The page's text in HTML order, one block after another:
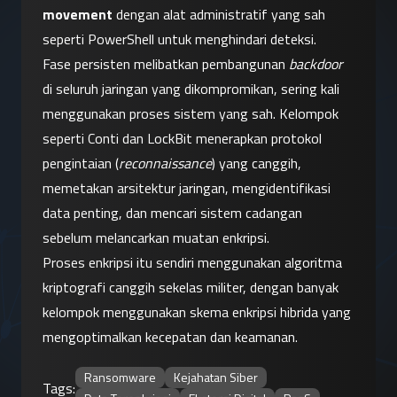
movement dengan alat administratif yang sah
seperti PowerShell untuk menghindari deteksi.
Fase persisten melibatkan pembangunan backdoor
di seluruh jaringan yang dikompromikan, sering kali
menggunakan proses sistem yang sah. Kelompok
seperti Conti dan LockBit menerapkan protokol
pengintaian (reconnaissance) yang canggih,
memetakan arsitektur jaringan, mengidentifikasi
data penting, dan mencari sistem cadangan
sebelum melancarkan muatan enkripsi.
Proses enkripsi itu sendiri menggunakan algoritma
kriptografi canggih sekelas militer, dengan banyak
kelompok menggunakan skema enkripsi hibrida yang
mengoptimalkan kecepatan dan keamanan.
Tags:
Ransomware
Kejahatan Siber